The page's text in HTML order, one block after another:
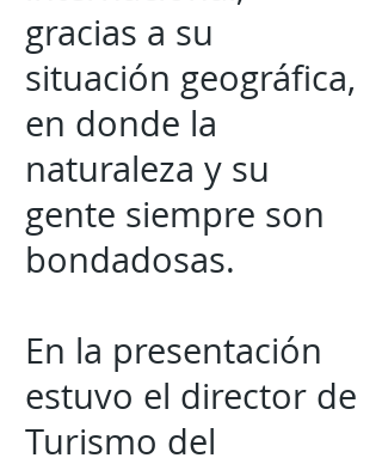
gracias a su
situación geográfica,
en donde la
naturaleza y su
gente siempre son
bondadosas.
En la presentación
estuvo el director de
Turismo del